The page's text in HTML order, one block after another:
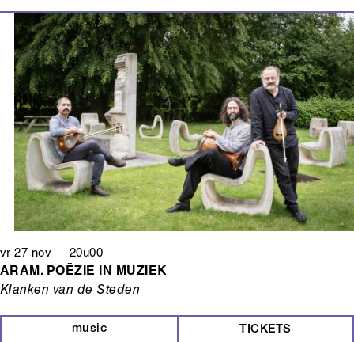
vr 27 nov 20u00
ARAM. POËZIE IN MUZIEK
Klanken van de Steden
music TICKETS